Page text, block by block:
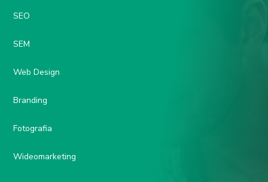
SEO
SEM
Web Design
Branding
Fotografia
Wideomarketing